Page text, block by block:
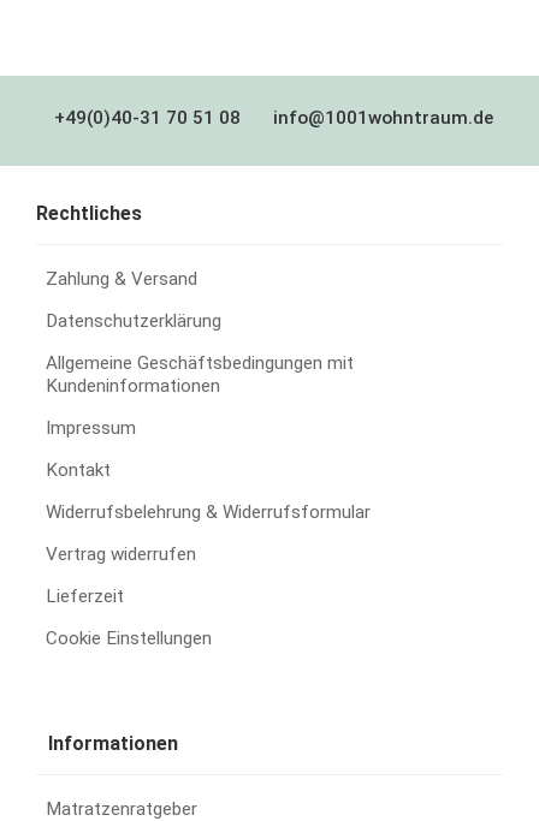
+49(0)40-31 70 51 08 info@1001wohntraum.de
Rechtliches
Zahlung & Versand
Datenschutzerklärung
Allgemeine Geschäftsbedingungen mit
Kundeninformationen
Impressum
Kontakt
Widerrufsbelehrung & Widerrufsformular
Vertrag widerrufen
Lieferzeit
Cookie Einstellungen
Informationen
Matratzenratgeber